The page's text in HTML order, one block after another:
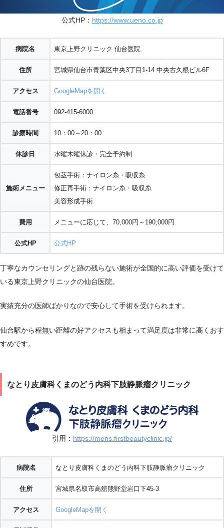
公式HP： https://www.ueno.co.jp
病院名 東京上野クリニック 仙台医院
住所 宮城県仙台市青葉区中央3丁目1-14 中央古久根ビル6F
アクセス GoogleMapを開く
電話番号 092-415-6000
診療時間 10：00～20：00
休診日 水曜木曜休診・完全予約制
施術メニュー
包茎手術：ナイロン糸・吸収糸
修正再手術：ナイロン糸・吸収糸
美容形成手術
費用 メニューに応じて、70,000円～190,000円
公式HP 公式HP
丁寧なカウンセリングと跡の残らない施術が全国的に高い評価を受けて
いる東京上野クリニックの仙台医院。
実績充分の医師ばかりなので安心して手術を受けられます。
仙台駅から程無い距離の好アクセスも相まって満足度は非常に高くおす
すめです。
なとり皮膚科くまのどう内科下肢静脈瘤クリニック
引用： https://mens.firstbeautyclinic.jp/
病院名 なとり皮膚科くまのどう内科下肢静脈瘤クリニック
住所 宮城県名取市高舘熊野堂岩口下45-3
アクセス GoogleMapを開く